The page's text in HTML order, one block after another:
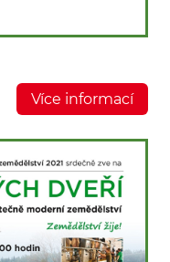
Více informací